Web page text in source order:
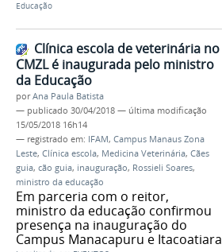
Educação
Clínica escola de veterinária no
CMZL é inaugurada pelo ministro
da Educação
porAna Paula Batista
— publicado 30/04/2018 — última modificação
15/05/2018 16h14
— registrado em: IFAM, Campus Manaus Zona
Leste, Clínica escola, Medicina Veterinária, Cães
guia, cão guia, inauguração, Rossieli Soares,
ministro da educação
Em parceria com o reitor,
ministro da educação confirmou
presença na inauguração do
Campus Manacapuru e Itacoatiara